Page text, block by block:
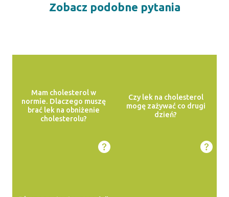
Zobacz podobne pytania
Mam cholesterol w
normie. Dlaczego muszę
brać lek na obniżenie
cholesterolu?
Czy lek na cholesterol
mogę zażywać co drugi
dzień?